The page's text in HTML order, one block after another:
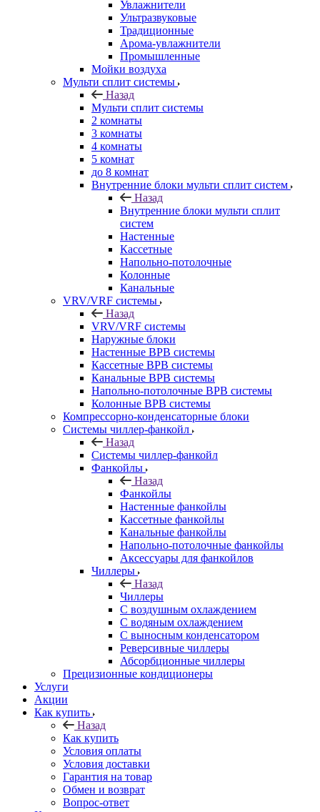
Увлажнители
Ультразвуковые
Традиционные
Арома-увлажнители
Промышленные
Мойки воздуха
Мульти сплит системы
Назад
Мульти сплит системы
2 комнаты
3 комнаты
4 комнаты
5 комнат
до 8 комнат
Внутренние блоки мульти сплит систем
Назад
Внутренние блоки мульти сплит
систем
Настенные
Кассетные
Напольно-потолочные
Колонные
Канальные
VRV/VRF системы
Назад
VRV/VRF системы
Наружные блоки
Настенные ВРВ системы
Кассетные ВРВ системы
Канальные ВРВ системы
Напольно-потолочные ВРВ системы
Колонные ВРВ системы
Компрессорно-конденсаторные блоки
Системы чиллер-фанкойл
Назад
Системы чиллер-фанкойл
Фанкойлы
Назад
Фанкойлы
Настенные фанкойлы
Кассетные фанкойлы
Канальные фанкойлы
Напольно-потолочные фанкойлы
Аксессуары для фанкойлов
Чиллеры
Назад
Чиллеры
С воздушным охлаждением
С водяным охлаждением
С выносным конденсатором
Реверсивные чиллеры
Абсорбционные чиллеры
Прецизионные кондиционеры
Услуги
Акции
Как купить
Назад
Как купить
Условия оплаты
Условия доставки
Гарантия на товар
Обмен и возврат
Вопрос-ответ